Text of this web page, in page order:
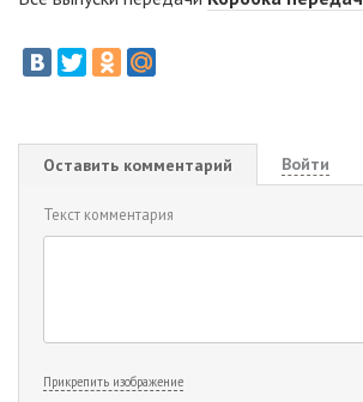
Оставить комментарий Войти
Текст комментария
Прикрепить изображение